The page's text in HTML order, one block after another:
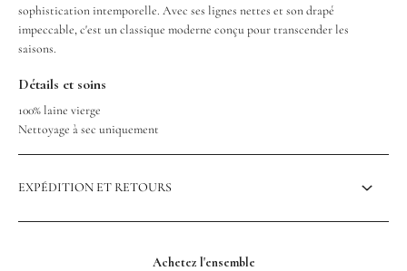
sophistication intemporelle. Avec ses lignes nettes et son drapé
impeccable, c'est un classique moderne conçu pour transcender les
saisons.
Détails et soins
100% laine vierge
Nettoyage à sec uniquement
EXPÉDITION ET RETOURS
Achetez l'ensemble